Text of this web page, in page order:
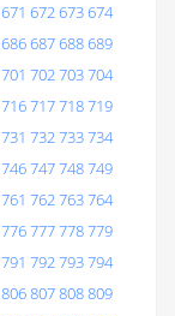
671 672673674
686687688689
701 702703704
716717718719
731 732733734
746747748749
761 762763764
776777778779
791 792793794
806807808809